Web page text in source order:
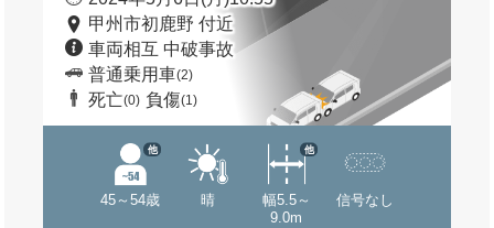
甲州市初鹿野 付近
車両相互 中破事故
普通乗用車(2)
死亡(0) 負傷(1)
45～54歳
他
晴
幅5.5～
9.0m
他
信号なし